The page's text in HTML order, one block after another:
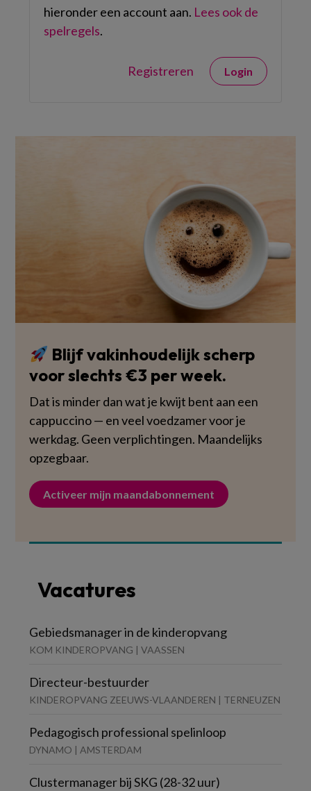
hieronder een account aan. Lees ook de
spelregels.
Registreren Login
Blijf vakinhoudelijk scherp
voor slechts €3 per week.
Dat is minder dan wat je kwijt bent aan een
cappuccino — en veel voedzamer voor je
werkdag. Geen verplichtingen. Maandelijks
opzegbaar.
Activeer mijn maandabonnement
Vacatures
Gebiedsmanager in de kinderopvang
KOM KINDEROPVANG | VAASSEN
Directeur-bestuurder
KINDEROPVANG ZEEUWS-VLAANDEREN | TERNEUZEN
Pedagogisch professional spelinloop
DYNAMO | AMSTERDAM
Clustermanager bij SKG (28-32 uur)